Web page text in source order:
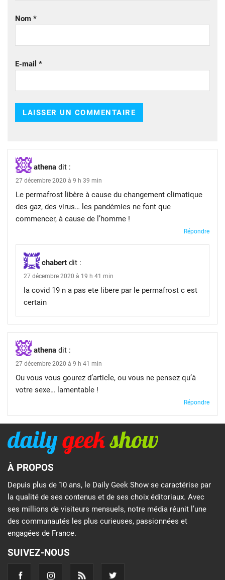
Nom *
E-mail *
athena dit :
27 décembre 2020 à 9 h 39 min
Le permafrost libère à cause du changement climatique
des gaz, des virus… les pandémies ne font que
commencer, à cause de l’homme !
Répondre
chabert dit :
27 décembre 2020 à 19 h 41 min
la covid 19 n a pas ete libere par le permafrost c est
certain
athena dit :
27 décembre 2020 à 9 h 41 min
Ou vous vous gourez d’article, ou vous ne pensez qu’à
votre sexe… lamentable !
Répondre
À PROPOS
Depuis plus de 10 ans, le Daily Geek Show se caractérise par
la qualité de ses contenus et de ses choix éditoriaux. Avec
ses millions de visiteurs mensuels, notre média réunit l’une
des communautés les plus curieuses, passionnées et
engagées de France.
SUIVEZ-NOUS